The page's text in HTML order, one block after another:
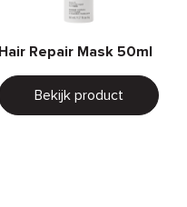
Hair Repair Mask 50ml
Bekijk product